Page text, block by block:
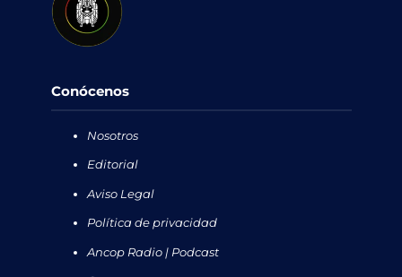
Conócenos
Nosotros
Editorial
Aviso Legal
Política de privacidad
Ancop Radio | Podcast